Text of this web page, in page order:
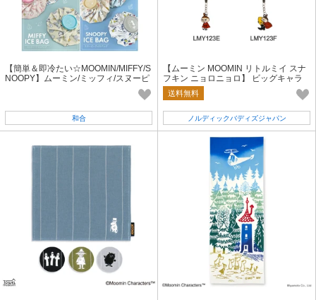
【簡単＆即冷たい☆MOOMIN/MIFFY/S
NOOPY】ムーミン/ミッフィ/スヌーピ
和合
【ムーミン MOOMIN リトルミイ スナ
フキン ニョロニョロ】 ビッグキャラ
クター キーリング No4【人気商品】
送料無料
ノルディックバディズジャパン